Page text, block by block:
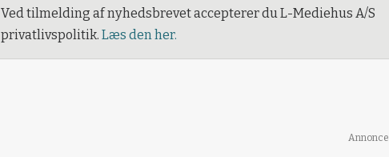
Ved tilmelding af nyhedsbrevet accepterer du L-Mediehus A/S
privatlivspolitik. Læs den her.
Annonce